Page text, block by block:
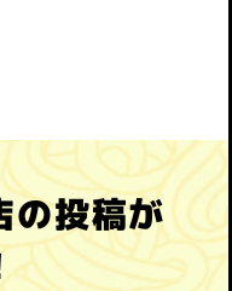
の投稿が